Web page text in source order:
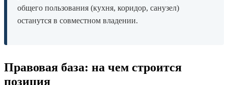
общего пользования (кухня, коридор, санузел)
останутся в совместном владении.
Правовая база: на чем строится
позиция